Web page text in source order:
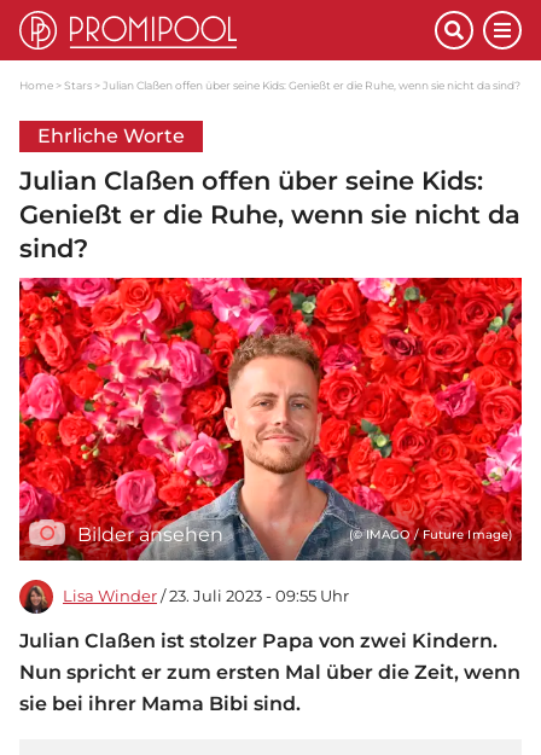
Home Stars Julian Claßen offen über seine Kids: Genießt er die Ruhe, wenn sie nicht da sind?
Ehrliche Worte
Julian Claßen offen über seine Kids:
Genießt er die Ruhe, wenn sie nicht da
sind?
Bilder ansehen (© IMAGO / Future Image)
Lisa Winder / 23. Juli 2023 - 09:55 Uhr
Julian Claßen ist stolzer Papa von zwei Kindern.
Nun spricht er zum ersten Mal über die Zeit, wenn
sie bei ihrer Mama Bibi sind.